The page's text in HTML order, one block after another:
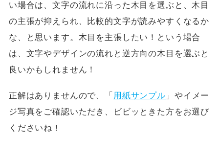
い場合は、文字の流れに沿った木目を選ぶと、木目
の主張が抑えられ、比較的文字が読みやすくなるか
な、と思います。木目を主張したい！という場合
は、文字やデザインの流れと逆方向の木目を選ぶと
良いかもしれません！
正解はありませんので、「 用紙サンプル 」やイメー
ジ写真をご確認いただき、ビビッときた方をお選び
くださいね！